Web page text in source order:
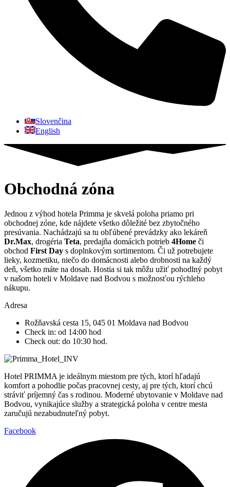
Slovenčina
English
Obchodná zóna
Jednou z výhod hotela Primma je skvelá poloha priamo pri
obchodnej zóne, kde nájdete všetko dôležité bez zbytočného
presúvania. Nachádzajú sa tu obľúbené prevádzky ako lekáreň
Dr.Max, drogéria Teta, predajňa domácich potrieb 4Home či
obchod First Day s doplnkovým sortimentom. Či už potrebujete
lieky, kozmetiku, niečo do domácnosti alebo drobnosti na každý
deň, všetko máte na dosah. Hostia si tak môžu užiť pohodlný pobyt
v našom hoteli v Moldave nad Bodvou s možnosťou rýchleho
nákupu.
Adresa
Rožňavská cesta 15, 045 01 Moldava nad Bodvou
Check in: od 14:00 hod
Check out: do 10:30 hod.
Hotel PRIMMA je ideálnym miestom pre tých, ktorí hľadajú
komfort a pohodlie počas pracovnej cesty, aj pre tých, ktorí chcú
stráviť príjemný čas s rodinou. Moderné ubytovanie v Moldave nad
Bodvou, vynikajúce služby a strategická poloha v centre mesta
zaručujú nezabudnuteľný pobyt.
Facebook